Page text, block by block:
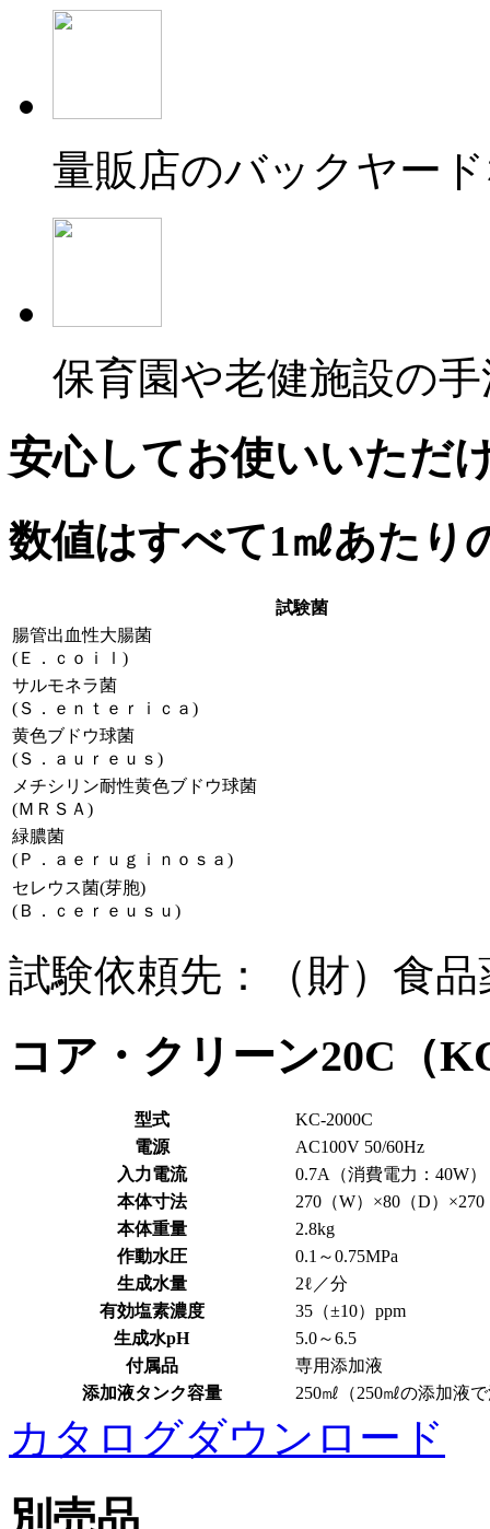
量販店のバックヤー
保育園や老健施設の
安心してお使いいただ
数値はすべて1㎖あたり
試験菌
腸管出血性大腸菌
(Ｅ．ｃｏｉｌ)
サルモネラ菌
(Ｓ．ｅｎｔｅｒｉｃａ)
黄色ブドウ球菌
(Ｓ．ａｕｒｅｕｓ)
メチシリン耐性黄色ブドウ球菌
(ＭＲＳＡ)
緑膿菌
(Ｐ．ａｅｒｕｇｉｎｏｓａ)
セレウス菌(芽胞)
(Ｂ．ｃｅｒｅｕｓｕ)
試験依頼先：（財）食
コア・クリーン20C（
型式
KC-2000C
電源
AC100V 50/60Hz
入力電流
0.7A（消費電力：40W）
本体寸法
270（W）×80（D）×270
本体重量
2.8kg
作動水圧
0.1～0.75MPa
生成水量
2ℓ／分
有効塩素濃度
35（±10）ppm
生成水pH
5.0～6.5
付属品
専用添加液
添加液タンク容量
250㎖（250㎖の添加液
カタログダウンロード
別売品